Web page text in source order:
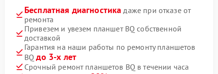
Бесплатная диагностика даже при отказе от
ремонта
Привезем и увезем планшет BQ собственной
доставкой
Гарантия на наши работы по ремонту планшетов
BQдо 3-х лет
Срочный ремонт планшетов BQ в течении часа